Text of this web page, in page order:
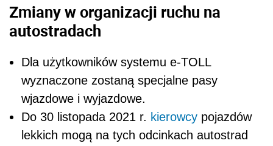
Zmiany w organizacji ruchu na
autostradach
Dla użytkowników systemu e-TOLL
wyznaczone zostaną specjalne pasy
wjazdowe i wyjazdowe.
Do 30 listopada 2021 r. kierowcy pojazdów
lekkich mogą na tych odcinkach autostrad